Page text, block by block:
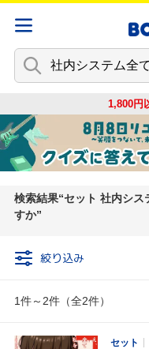
1,800円
検索結果 セット 社内シス
すか
絞り込み
1件～2件（全2件）
セット